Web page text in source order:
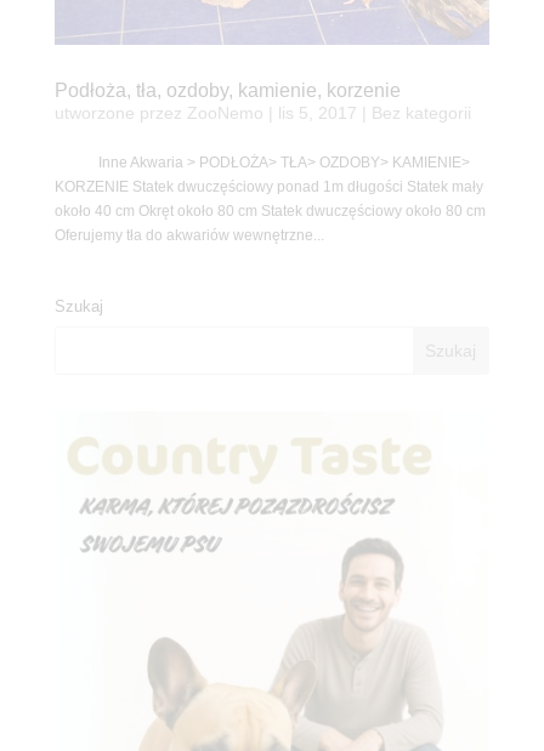
Podłoża, tła, ozdoby, kamienie, korzenie
utworzone przez ZooNemo lis 5, 2017 | Bez kategorii
Inne Akwaria > PODŁOŻA> TŁA> OZDOBY> KAMIENIE>
KORZENIE Statek dwuczęściowy ponad 1m długości Statek mały
około 40 cm Okręt około 80 cm Statek dwuczęściowy około 80 cm
Oferujemy tła do akwariów wewnętrzne...
Szukaj